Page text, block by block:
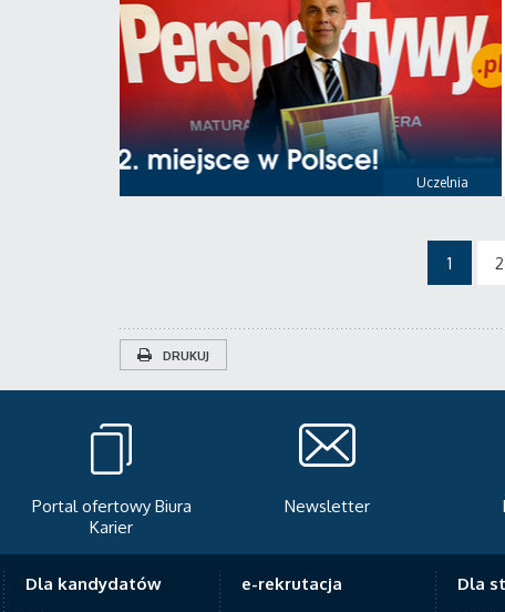
Uczelnia
1 2
DRUKUJ
Newsletter Plany zajęć
Dla kandydatów
e-rekrutacja
Dla